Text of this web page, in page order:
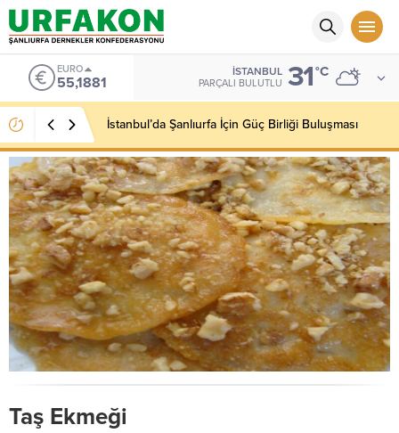
EURO
55,1881
İSTANBUL
PARÇALI BULUTLU 31°C
İstanbul’da Şanlıurfa İçin Güç Birliği Buluşması
Taş Ekmeği